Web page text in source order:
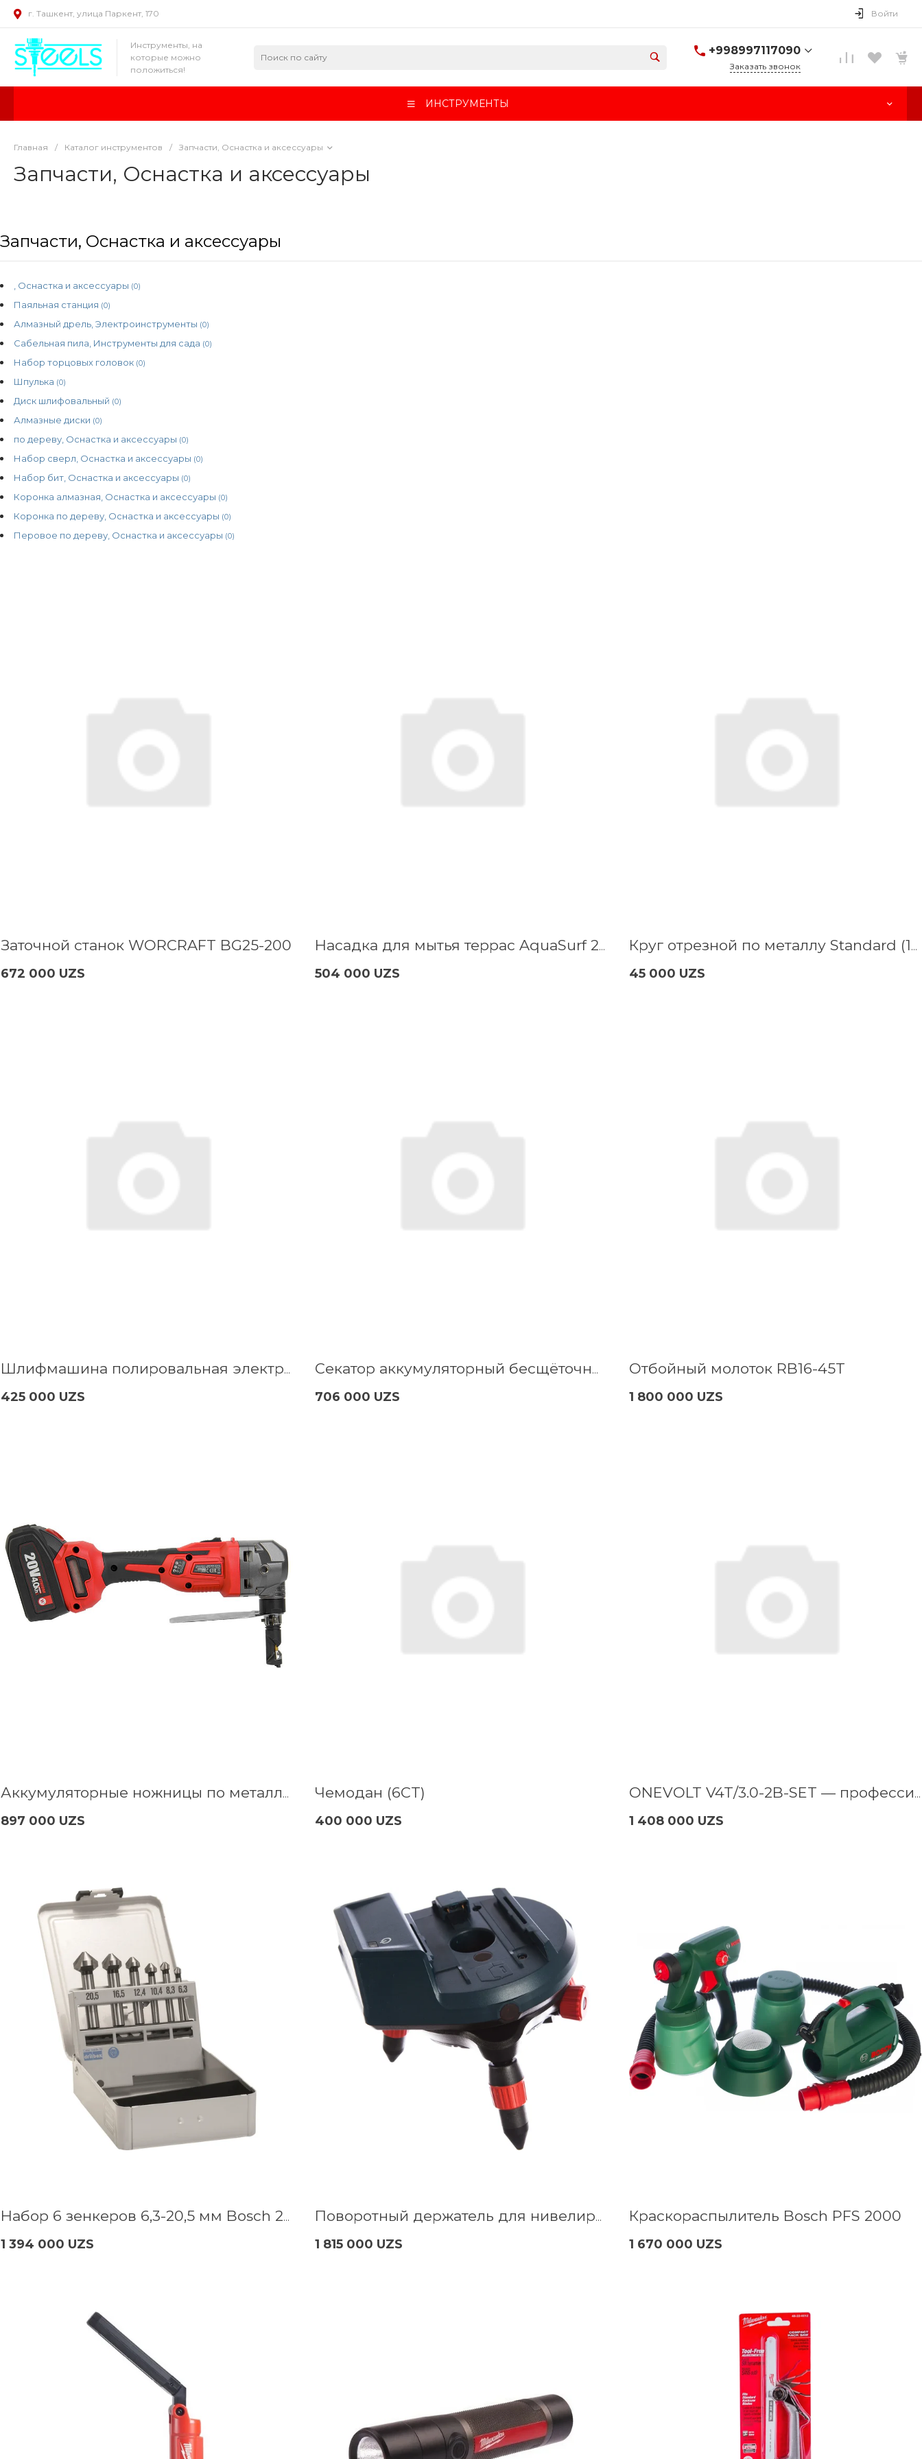
г. Ташкент, улица Паркент, 170 Войти
Инструменты, на
которые можно
положиться!
+998997117090
Заказать звонок
ИНСТРУМЕНТЫ
Главная / Каталог инструментов / Запчасти, Оснастка и аксессуары
Запчасти, Оснастка и аксессуары
Запчасти, Оснастка и аксессуары
, Оснастка и аксессуары (0)
Паяльная станция (0)
Алмазный дрель, Электроинструменты (0)
Сабельная пила, Инструменты для сада (0)
Набор торцовых головок (0)
Шпулька (0)
Диск шлифовальный (0)
Алмазные диски (0)
по дереву, Оснастка и аксессуары (0)
Набор сверл, Оснастка и аксессуары (0)
Набор бит, Оснастка и аксессуары (0)
Коронка алмазная, Оснастка и аксессуары (0)
Коронка по дереву, Оснастка и аксессуары (0)
Перовое по дереву, Оснастка и аксессуары (0)
Заточной станок WORCRAFT BG25-200
672 000 UZS
Насадка для мытья террас AquaSurf 280 Bosch F016800466
504 000 UZS
Круг отрезной по металлу Standard (180x3х22.2 мм) Bosch 2608603167
45 000 UZS
Шлифмашина полировальная электрич. P.I.T. PPO180-C1
425 000 UZS
Секатор аккумуляторный бесщёточный P.I.T. PDJ20H-300A SOLO
706 000 UZS
Отбойный молоток RB16-45T
1 800 000 UZS
Аккумуляторные ножницы по металлу высечные WORCRAFT CHMN-S20LiB
897 000 UZS
Чемодан (6CT)
400 000 UZS
ONEVOLT V4T/3.0-2B-SET — профессиональный набор инструментов 4-в-1
1 408 000 UZS
Набор 6 зенкеров 6,3-20,5 мм Bosch 2608597527
1 394 000 UZS
Поворотный держатель для нивелиров RM3 Bosch 0601092800
1 815 000 UZS
Краскораспылитель Bosch PFS 2000
1 670 000 UZS